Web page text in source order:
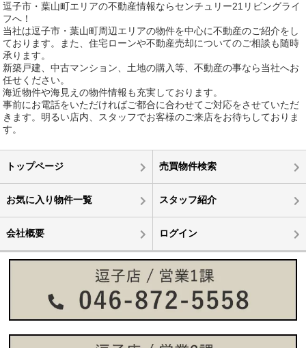
逗子市・葉山町エリアの不動産情報ならセンチュリー21リビングライ
フへ！
当社は逗子市・葉山町周辺エリアの物件を中心に不動産のご紹介をし
ております。また、住宅ローンや不動産売却についてのご相談も随時
承ります。
新築戸建、中古マンション、土地の購入等、不動産の事なら当社へお
任せください。
海近物件や海見えの物件情報も充実しております。
事前にお電話をいただければご都合に合わせてご対応をさせていただ
きます。明るい店内、スタッフでお客様のご来店をお待ちしておりま
す。
トップページ 売買物件検索
お気に入り物件一覧 スタッフ紹介
会社概要 ログイン